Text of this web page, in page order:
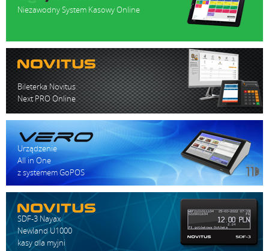
Niezawodny System Kasowy Online
Bileterka Novitus
Next PRO Online
Urządzenie
All in One
z systemem GoPOS
SDF-3 Nayax
Newland U1000
kasy dla myjni